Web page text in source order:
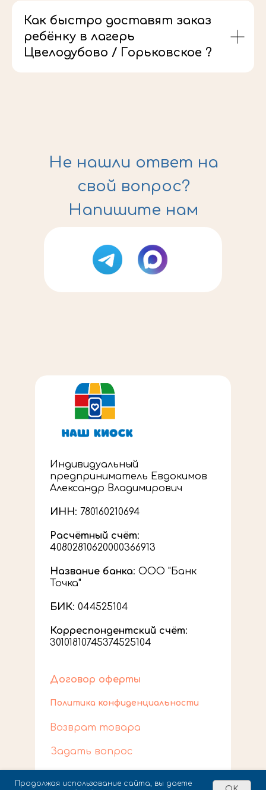
Как быстро доставят заказ
ребёнку в лагерь
Цвелодубово / Горьковское ?
Не нашли ответ на
свой вопрос?
Напишите нам
Политика конфиденциальности
Договор оферты
Индивидуальный
предприниматель Евдокимов
Александр Владимирович
ИНН: 780160210694
Расчётный счёт:
40802810620000366913
Название банка: ООО "Банк
Точка"
БИК: 044525104
Корреспондентский счёт:
30101810745374525104
Задать вопрос
Возврат товара
Продолжая использование сайта, вы даете